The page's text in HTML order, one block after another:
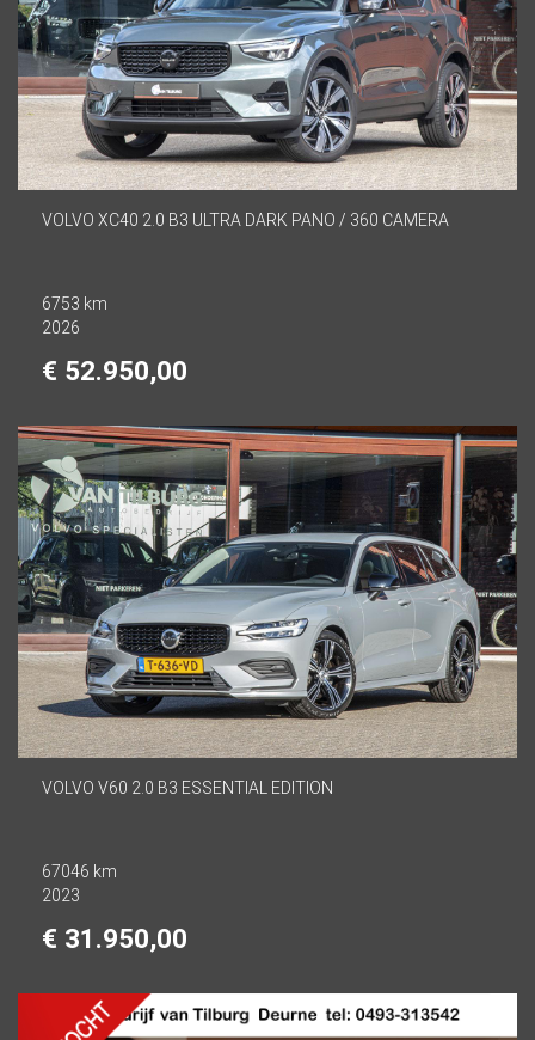
VOLVO XC40 2.0 B3 ULTRA DARK PANO / 360 CAMERA
6753 km
2026
€ 52.950,00
VOLVO V60 2.0 B3 ESSENTIAL EDITION
67046 km
2023
€ 31.950,00